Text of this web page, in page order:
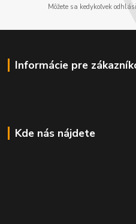
Môžete sa kedykoľvek
Informácie pre
Kde nás nájdete